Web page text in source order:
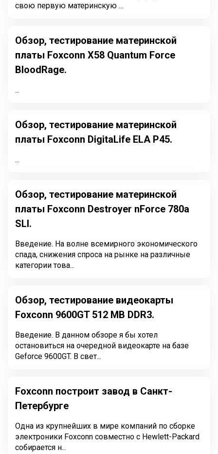
свою первую материнскую ...
Обзор, тестирование материнской
платы Foxconn X58 Quantum Force
BloodRage.
...
Обзор, тестирование материнской
платы Foxconn DigitaLife ELA P45.
...
Обзор, тестирование материнской
платы Foxconn Destroyer nForce 780a
SLI.
Введение. На волне всемирного экономического
спада, снижения спроса на рынке на различные
категории това...
Обзор, тестирование видеокарты
Foxconn 9600GT 512 MB DDR3.
Введение. В данном обзоре я бы хотел
остановиться на очередной видеокарте на базе
Geforce 9600GT. В свет...
Foxconn построит завод в Санкт-
Петербурге
Одна из крупнейших в мире компаний по сборке
электроники Foxconn совместно с Hewlett-Packard
собирается н...